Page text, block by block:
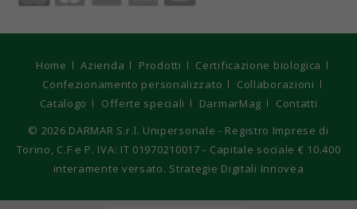
Home Azienda Prodotti
Certificazione biologica
Confezionamento personalizzato
Collaborazioni
Catalogo
Offerte speciali DarmarMag
Contatti
© 2026 DARMAR S.r.l. Unipersonale - Registro Imprese di
Torino, C.F e P. IVA: IT 01970210017 - Capitale sociale € 10.400
interamente versato. Strategie Digitali Innovea